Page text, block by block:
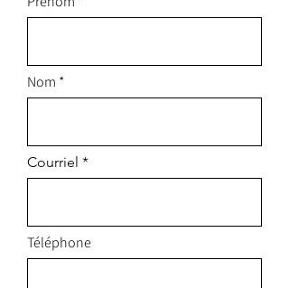
Nom
Courriel
Téléphone